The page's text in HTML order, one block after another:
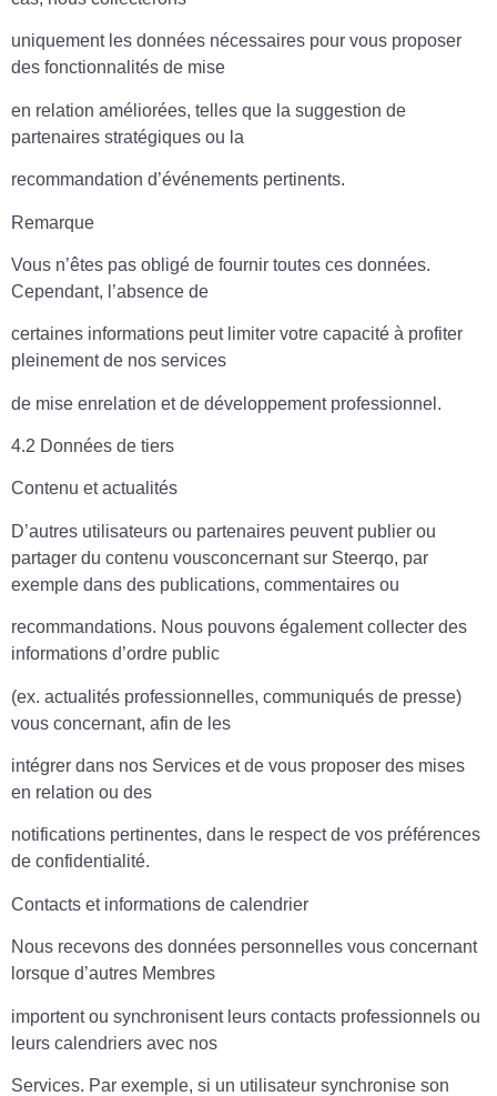
uniquement les données nécessaires pour vous proposer
des fonctionnalités de mise
en relation améliorées, telles que la suggestion de
partenaires stratégiques ou la
recommandation d’événements pertinents.
Remarque
Vous n’êtes pas obligé de fournir toutes ces données.
Cependant, l’absence de
certaines informations peut limiter votre capacité à profiter
pleinement de nos services
de mise enrelation et de développement professionnel.
4.2 Données de tiers
Contenu et actualités
D’autres utilisateurs ou partenaires peuvent publier ou
partager du contenu vousconcernant sur Steerqo, par
exemple dans des publications, commentaires ou
recommandations. Nous pouvons également collecter des
informations d’ordre public
(ex. actualités professionnelles, communiqués de presse)
vous concernant, afin de les
intégrer dans nos Services et de vous proposer des mises
en relation ou des
notifications pertinentes, dans le respect de vos préférences
de confidentialité.
Contacts et informations de calendrier
Nous recevons des données personnelles vous concernant
lorsque d’autres Membres
importent ou synchronisent leurs contacts professionnels ou
leurs calendriers avec nos
Services. Par exemple, si un utilisateur synchronise son